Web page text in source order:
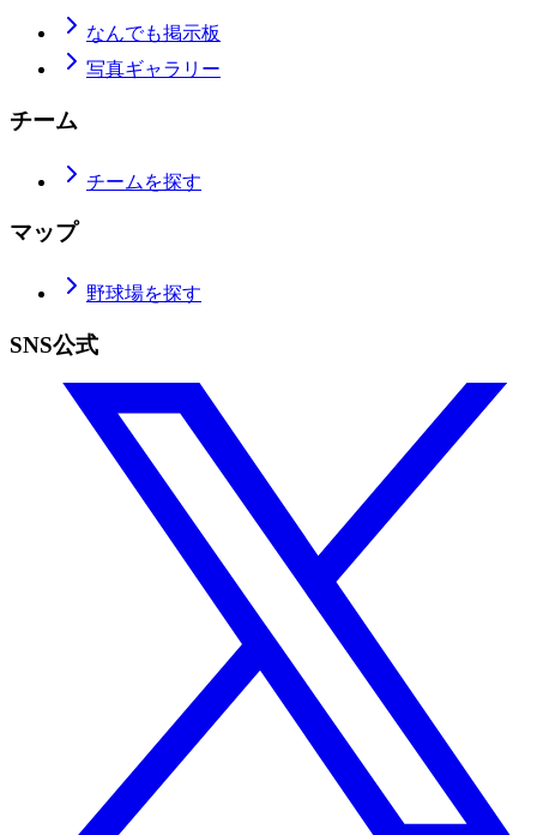
なんでも掲示板
写真ギャラリー
チーム
チームを探す
マップ
野球場を探す
SNS公式